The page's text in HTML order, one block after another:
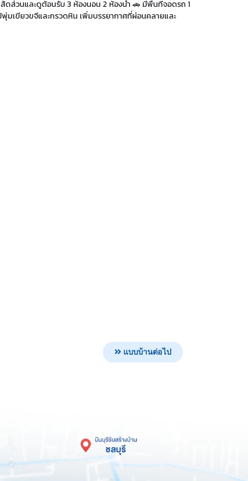
ดส่วนและดูต้อนรับ 3 ห้องนอน 2 ห้องน้ำ 🚗 มีพื้นที่จอดรถ 1
เขียวขจีและกรวดหิน เพิ่มบรรยากาศที่ผ่อนคลายและ
แบบบ้านต่อไป